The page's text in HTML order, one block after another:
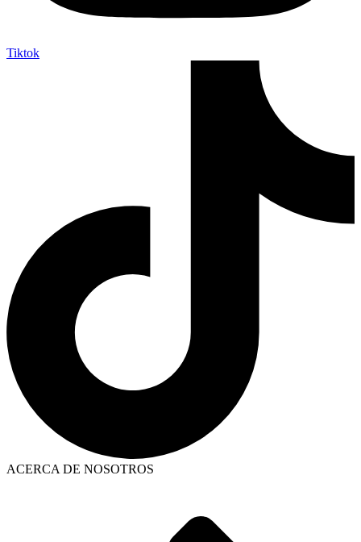
Tiktok
ACERCA DE NOSOTROS